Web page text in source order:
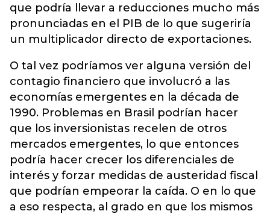
que podría llevar a reducciones mucho más
pronunciadas en el PIB de lo que sugeriría
un multiplicador directo de exportaciones.
O tal vez podríamos ver alguna versión del
contagio financiero que involucró a las
economías emergentes en la década de
1990. Problemas en Brasil podrían hacer
que los inversionistas recelen de otros
mercados emergentes, lo que entonces
podría hacer crecer los diferenciales de
interés y forzar medidas de austeridad fiscal
que podrían empeorar la caída. O en lo que
a eso respecta, al grado en que los mismos